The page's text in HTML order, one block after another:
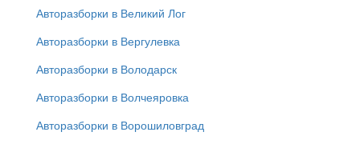
Авторазборки в Великий Лог
Авторазборки в Вергулевка
Авторазборки в Володарск
Авторазборки в Волчеяровка
Авторазборки в Ворошиловград